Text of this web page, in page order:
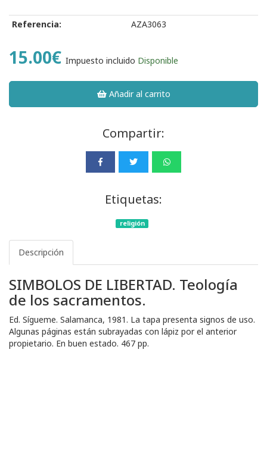
Referencia: AZA3063
15.00€ Impuesto incluido Disponible
Añadir al carrito
Compartir:
Etiquetas:
religión
Descripción
SIMBOLOS DE LIBERTAD. Teología
de los sacramentos.
Ed. Sígueme. Salamanca, 1981. La tapa presenta signos de uso.
Algunas páginas están subrayadas con lápiz por el anterior
propietario. En buen estado. 467 pp.